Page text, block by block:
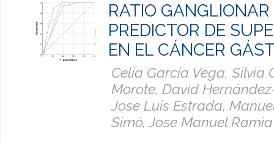
RATIO
PREDICTOR DE
EN EL CÁNCER
Celia García Vega, Silvia
Morote, David
Jose Luis Estrada,
Simó, Jose Manuel Ramia